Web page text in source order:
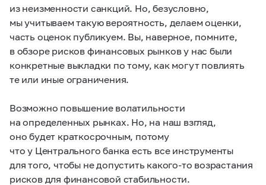
из неизменности санкций. Но, безусловно,
мы учитываем такую вероятность, делаем оценки,
часть оценок публикуем. Вы, наверное, помните,
в обзоре рисков финансовых рынков у нас были
конкретные выкладки по тому, как могут повлиять
те или иные ограничения.
Возможно повышение волатильности
на определенных рынках. Но, на наш взгляд,
оно будет краткосрочным, потому
что у Центрального банка есть все инструменты
для того, чтобы не допустить какого-то возрастания
рисков для финансовой стабильности.